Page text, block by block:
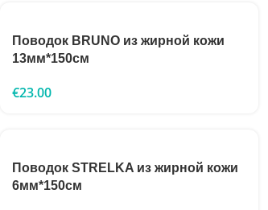
Поводок BRUNO из жирной кожи
13мм*150см
€23.00
Поводок STRELKA из жирной кожи
6мм*150см